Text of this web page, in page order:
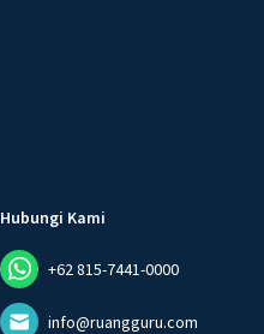
Hubungi Kami
+62 815-7441-0000
info@ruangguru.com